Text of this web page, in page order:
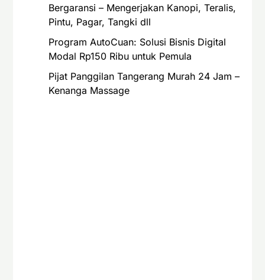
Bergaransi – Mengerjakan Kanopi, Teralis,
Pintu, Pagar, Tangki dll
Program AutoCuan: Solusi Bisnis Digital
Modal Rp150 Ribu untuk Pemula
Pijat Panggilan Tangerang Murah 24 Jam –
Kenanga Massage